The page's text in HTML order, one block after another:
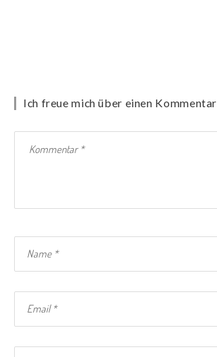
Ich freue mich über einen